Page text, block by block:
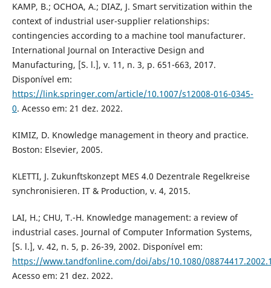
KAMP, B.; OCHOA, A.; DIAZ, J. Smart servitization within the
context of industrial user-supplier relationships:
contingencies according to a machine tool manufacturer.
International Journal on Interactive Design and
Manufacturing, [S. l.], v. 11, n. 3, p. 651-663, 2017.
Disponível em:
https://link.springer.com/article/10.1007/s12008-016-0345-
0. Acesso em: 21 dez. 2022.
KIMIZ, D. Knowledge management in theory and practice.
Boston: Elsevier, 2005.
KLETTI, J. Zukunftskonzept MES 4.0 Dezentrale Regelkreise
synchronisieren. IT & Production, v. 4, 2015.
LAI, H.; CHU, T.-H. Knowledge management: a review of
industrial cases. Journal of Computer Information Systems,
[S. l.], v. 42, n. 5, p. 26-39, 2002. Disponível em:
https://www.tandfonline.com/doi/abs/10.1080/
Acesso em: 21 dez. 2022.